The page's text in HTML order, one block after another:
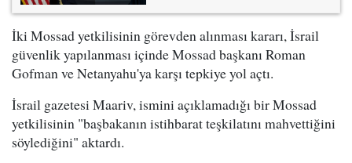
İki Mossad yetkilisinin görevden alınması kararı, İsrail
güvenlik yapılanması içinde Mossad başkanı Roman
Gofman ve Netanyahu'ya karşı tepkiye yol açtı.
İsrail gazetesi Maariv, ismini açıklamadığı bir Mossad
yetkilisinin "başbakanın istihbarat teşkilatını mahvettiğini
söylediğini" aktardı.